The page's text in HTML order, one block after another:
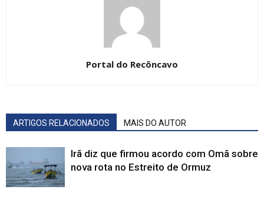
Portal do Recôncavo
ARTIGOS RELACIONADOS MAIS DO AUTOR
Irã diz que firmou acordo com Omã sobre
nova rota no Estreito de Ormuz